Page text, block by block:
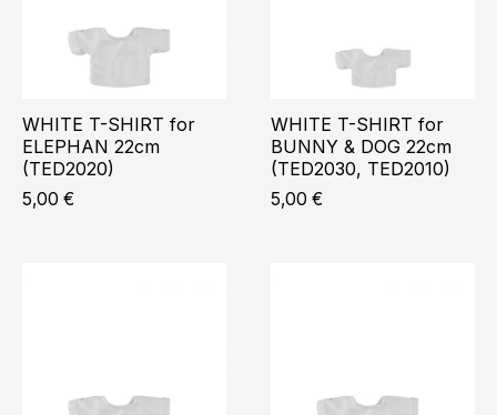
WHITE T-SHIRT for
ELEPHAN 22cm
(TED2020)
5,00 €
WHITE T-SHIRT for
BUNNY & DOG 22cm
(TED2030, TED2010)
5,00 €